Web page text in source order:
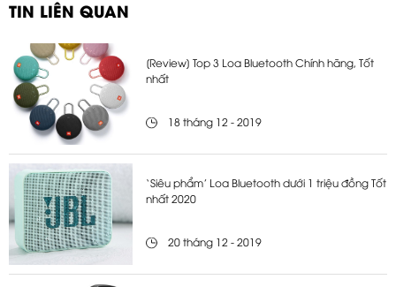
TIN LIÊN QUAN
[Review] Top 3 Loa Bluetooth Chính hãng, Tốt
nhất
18 tháng 12 - 2019
‘Siêu phẩm’ Loa Bluetooth dưới 1 triệu đồng Tốt
nhất 2020
20 tháng 12 - 2019